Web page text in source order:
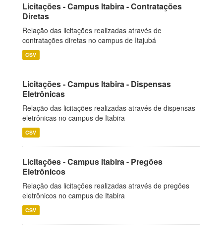
Licitações - Campus Itabira - Contratações
Diretas
Relação das licitações realizadas através de
contratações diretas no campus de Itajubá
CSV
Licitações - Campus Itabira - Dispensas
Eletrônicas
Relação das licitações realizadas através de dispensas
eletrônicas no campus de Itabira
CSV
Licitações - Campus Itabira - Pregões
Eletrônicos
Relação das licitações realizadas através de pregões
eletrônicos no campus de Itabira
CSV